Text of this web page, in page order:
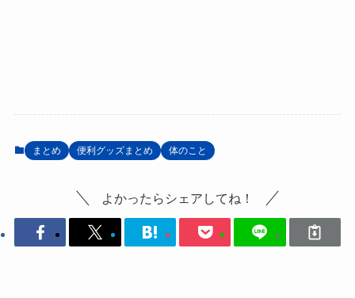
まとめ 便利グッズまとめ 体のこと
よかったらシェアしてね！